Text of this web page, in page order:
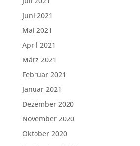
Juni 2021
Mai 2021
April 2021
März 2021
Februar 2021
Januar 2021
Dezember 2020
November 2020
Oktober 2020